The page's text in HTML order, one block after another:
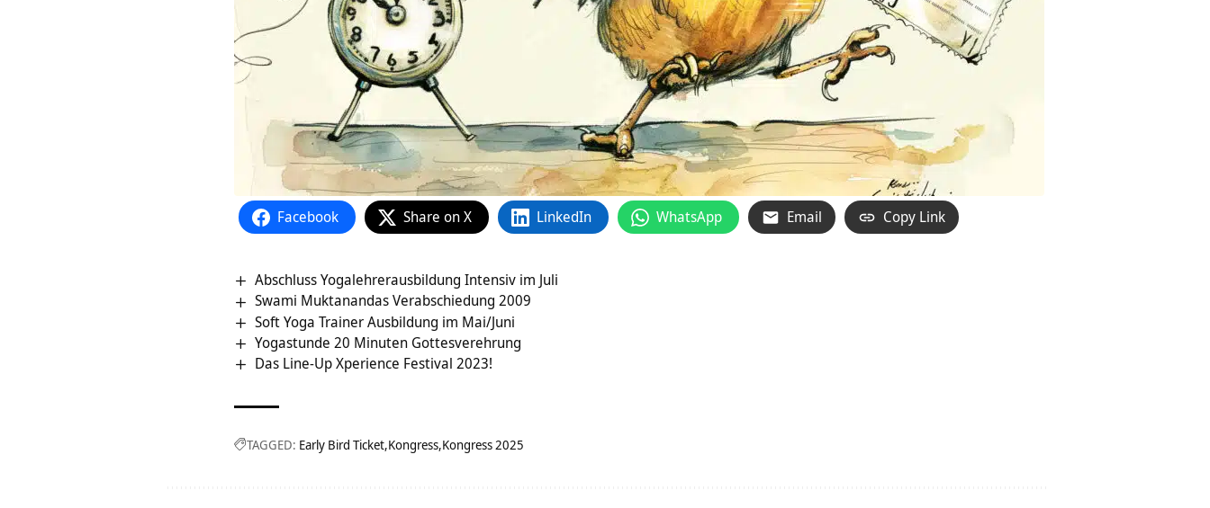
Facebook Share on X LinkedIn WhatsApp Email Copy Link
Abschluss Yogalehrerausbildung Intensiv im Juli
Swami Muktanandas Verabschiedung 2009
Soft Yoga Trainer Ausbildung im Mai/Juni
Yogastunde 20 Minuten Gottesverehrung
Das Line-Up Xperience Festival 2023!
TAGGED: Early Bird Ticket Kongress Kongress 2025